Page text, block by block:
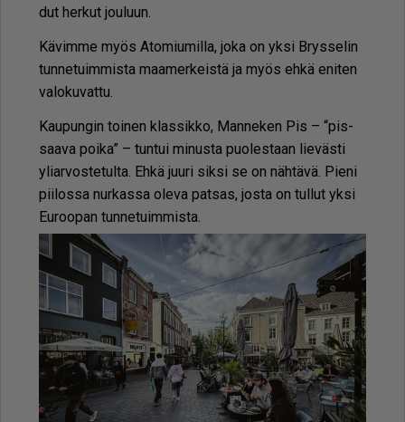
dut her­kut jou­luun.
Kä­vim­me myös Ato­miu­mil­la, joka on yk­si Brys­se­lin
tun­ne­tuim­mis­ta maa­mer­keis­tä ja myös eh­kä eni­ten
va­lo­ku­vat­tu.
Kau­pun­gin toi­nen klas­sik­ko, Man­ne­ken Pis – “pis­
saa­va poi­ka” – tun­tui mi­nus­ta puo­les­taan lie­väs­ti
yli­ar­vos­te­tul­ta. Eh­kä juu­ri sik­si se on näh­tä­vä. Pie­ni
pii­los­sa nur­kas­sa ole­va pat­sas, jos­ta on tul­lut yk­si
Eu­roo­pan tun­ne­tuim­mis­ta.